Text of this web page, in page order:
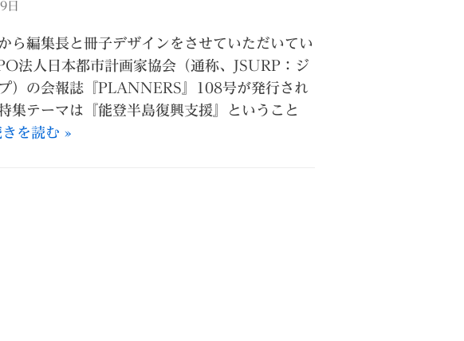
日
ら編集長と冊子デザインをさせていただいてい
法人日本都市計画家協会（通称、JSURP：ジ
）の会報誌『PLANNERS』108号が発行され
集テーマは『能登半島復興支援』ということ
を読む »